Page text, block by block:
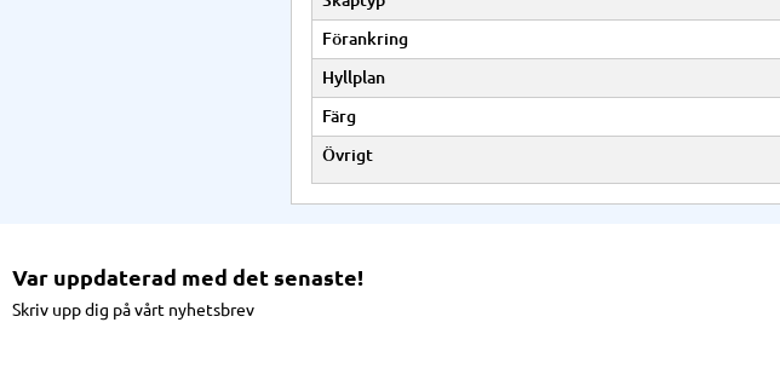
Förankring
Hyllplan
Färg
Övrigt
Var uppdaterad med det senaste!
Skriv upp dig på vårt nyhetsbrev